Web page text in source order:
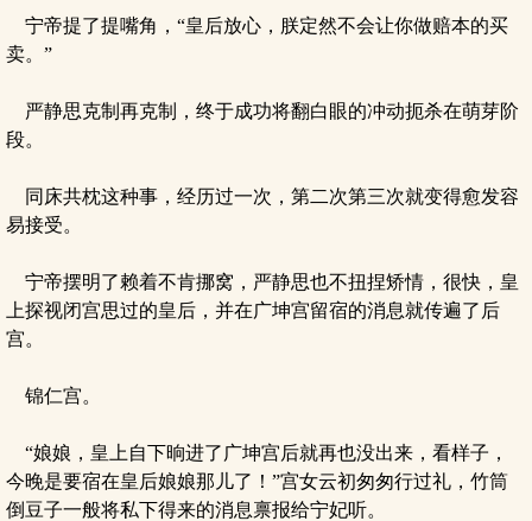
宁帝提了提嘴角，“皇后放心，朕定然不会让你做赔本的买
卖。”
严静思克制再克制，终于成功将翻白眼的冲动扼杀在萌芽阶
段。
同床共枕这种事，经历过一次，第二次第三次就变得愈发容
易接受。
宁帝摆明了赖着不肯挪窝，严静思也不扭捏矫情，很快，皇
上探视闭宫思过的皇后，并在广坤宫留宿的消息就传遍了后
宫。
锦仁宫。
“娘娘，皇上自下晌进了广坤宫后就再也没出来，看样子，
今晚是要宿在皇后娘娘那儿了！”宫女云初匆匆行过礼，竹筒
倒豆子一般将私下得来的消息禀报给宁妃听。